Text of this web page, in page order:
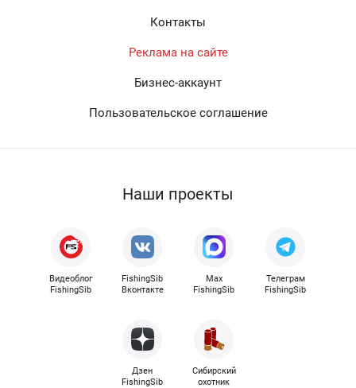
Контакты
Реклама на сайте
Бизнес-аккаунт
Пользовательское соглашение
Наши проекты
Видеоблог
FishingSib
FishingSib
Вконтакте
Max
FishingSib
Телеграм
FishingSib
Дзен
FishingSib
Сибирский
охотник